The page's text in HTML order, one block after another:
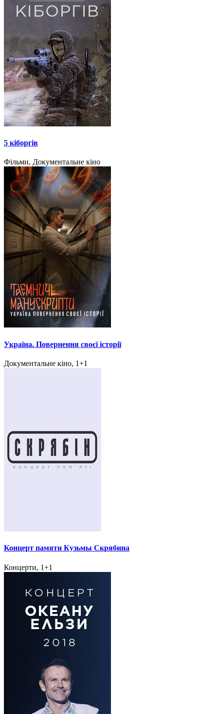
5 кіборгів
Фільми, Документальне кіно
Україна. Повернення своєї історії
Документальне кіно, 1+1
Концерт памяти Кузьмы Скрябина
Концерти, 1+1